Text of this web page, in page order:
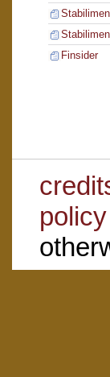
Finsider
policy